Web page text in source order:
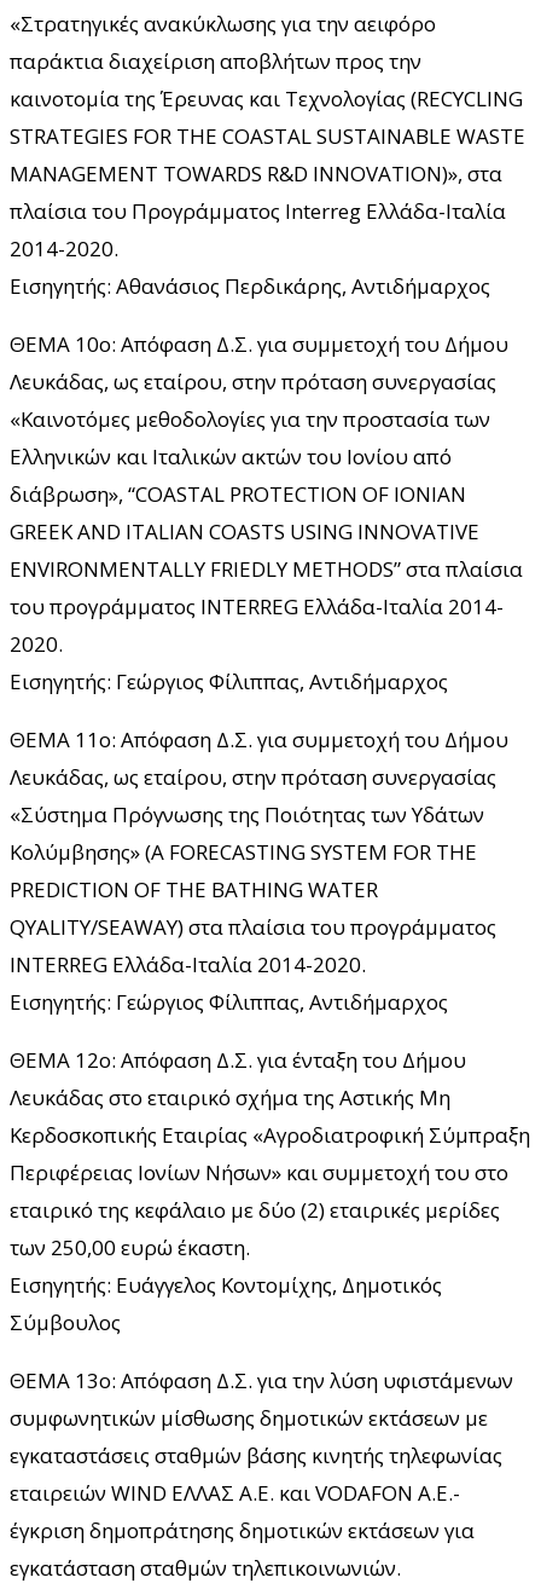
«Στρατηγικές ανακύκλωσης για την αειφόρο
παράκτια διαχείριση αποβλήτων προς την
καινοτομία της Έρευνας και Τεχνολογίας (RECYCLING
STRATEGIES FOR THE COASTAL SUSTAINABLE WASTE
MANAGEMENT TOWARDS R&D INNOVATION)», στα
πλαίσια του Προγράμματος Interreg Ελλάδα-Ιταλία
2014-2020.
Εισηγητής: Αθανάσιος Περδικάρης, Αντιδήμαρχος
ΘΕΜΑ 10ο: Απόφαση Δ.Σ. για συμμετοχή του Δήμου
Λευκάδας, ως εταίρου, στην πρόταση συνεργασίας
«Καινοτόμες μεθοδολογίες για την προστασία των
Ελληνικών και Ιταλικών ακτών του Ιονίου από
διάβρωση», “COASTAL PROTECTION OF IONIAN
GREEK AND ITALIAN COASTS USING INNOVATIVE
ENVIRONMENTALLY FRIEDLY METHODS” στα πλαίσια
του προγράμματος INTERREG Ελλάδα-Ιταλία 2014-
2020.
Εισηγητής: Γεώργιος Φίλιππας, Αντιδήμαρχος
ΘΕΜΑ 11ο: Απόφαση Δ.Σ. για συμμετοχή του Δήμου
Λευκάδας, ως εταίρου, στην πρόταση συνεργασίας
«Σύστημα Πρόγνωσης της Ποιότητας των Υδάτων
Κολύμβησης» (A FORECASTING SYSTEM FOR THE
PREDICTION OF THE BATHING WATER
QYALITY/SEAWAY) στα πλαίσια του προγράμματος
INTERREG Ελλάδα-Ιταλία 2014-2020.
Εισηγητής: Γεώργιος Φίλιππας, Αντιδήμαρχος
ΘΕΜΑ 12ο: Απόφαση Δ.Σ. για ένταξη του Δήμου
Λευκάδας στο εταιρικό σχήμα της Αστικής Μη
Κερδοσκοπικής Εταιρίας «Αγροδιατροφική Σύμπραξη
Περιφέρειας Ιονίων Νήσων» και συμμετοχή του στο
εταιρικό της κεφάλαιο με δύο (2) εταιρικές μερίδες
των 250,00 ευρώ έκαστη.
Εισηγητής: Ευάγγελος Κοντομίχης, Δημοτικός
Σύμβουλος
ΘΕΜΑ 13ο: Απόφαση Δ.Σ. για την λύση υφιστάμενων
συμφωνητικών μίσθωσης δημοτικών εκτάσεων με
εγκαταστάσεις σταθμών βάσης κινητής τηλεφωνίας
εταιρειών WIND ΕΛΛΑΣ Α.Ε. και VODAFON A.E.-
έγκριση δημοπράτησης δημοτικών εκτάσεων για
εγκατάσταση σταθμών τηλεπικοινωνιών.